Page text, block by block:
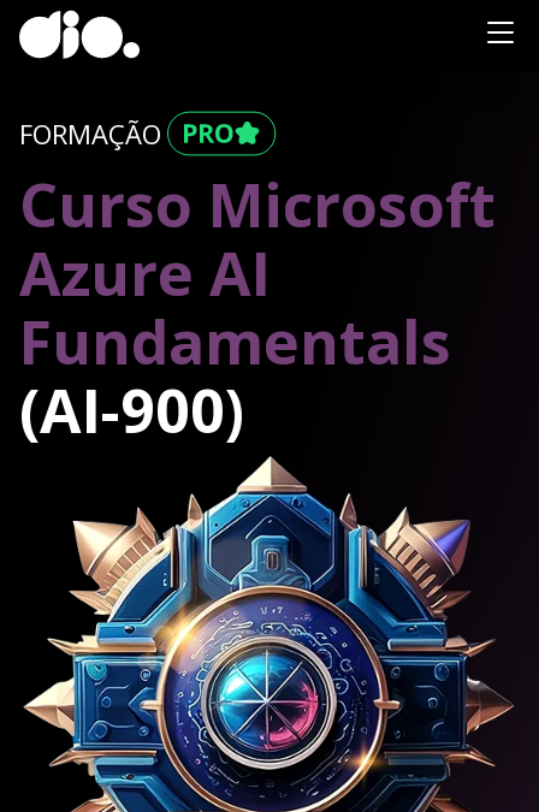
FORMAÇÃO
Curso Microsoft
Azure AI
Fundamentals
(AI-900)